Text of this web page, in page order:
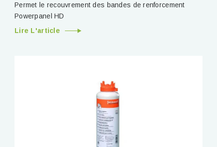
Permet le recouvrement des bandes de renforcement
Powerpanel HD
Lire L'article